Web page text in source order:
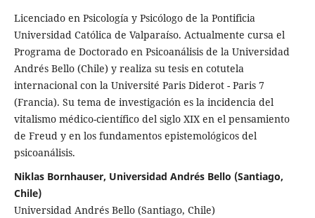
Licenciado en Psicología y Psicólo­go de la Pontificia
Universidad Ca­tólica de Valparaíso. Actualmente cursa el
Programa de Doctorado en Psicoanálisis de la Universidad
An­drés Bello (Chile) y realiza su tesis en cotutela
internacional con la Univer­sité Paris Diderot - Paris 7
(Francia). Su tema de investigación es la inci­dencia del
vitalismo médico-científi­co del siglo XIX en el pensamiento
de Freud y en los fundamentos episte­mológicos del
psicoanálisis.
Niklas Bornhauser, Universidad Andrés Bello (Santiago,
Chile)
Universidad Andrés Bello (Santiago, Chile)